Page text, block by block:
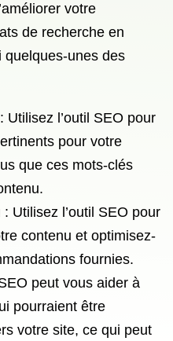
votre
de recherche en
quelques-unes des
l’outil SEO pour
pour votre
que ces mots-clés
Utilisez l’outil SEO pour
contenu et optimisez-
fournies.
peut vous aider à
pourraient être
votre site, ce qui peut